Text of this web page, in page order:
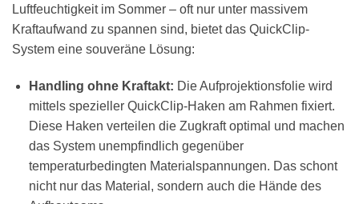
Luftfeuchtigkeit im Sommer – oft nur unter massivem
Kraftaufwand zu spannen sind, bietet das QuickClip-
System eine souveräne Lösung:
Handling ohne Kraftakt: Die Aufprojektionsfolie wird
mittels spezieller QuickClip-Haken am Rahmen fixiert.
Diese Haken verteilen die Zugkraft optimal und machen
das System unempfindlich gegenüber
temperaturbedingten Materialspannungen. Das schont
nicht nur das Material, sondern auch die Hände des